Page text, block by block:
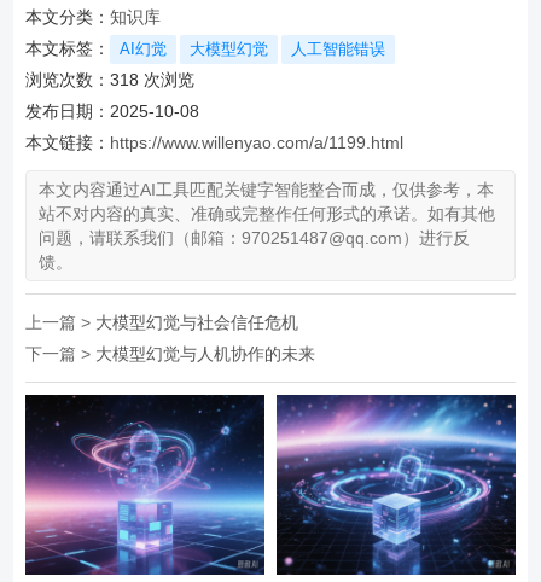
本文分类： 知识库
本文标签：
AI幻觉 大模型幻觉 人工智能错误
浏览次数： 318 次浏览
发布日期：2025-10-08
本文链接： https://www.willenyao.com/a/1199.html
本文内容通过AI工具匹配关键字智能整合而成，仅供参考，本
站不对内容的真实、准确或完整作任何形式的承诺。如有其他
问题，请联系我们（邮箱：970251487@qq.com）进行反
馈。
上一篇 > 大模型幻觉与社会信任危机
下一篇 > 大模型幻觉与人机协作的未来